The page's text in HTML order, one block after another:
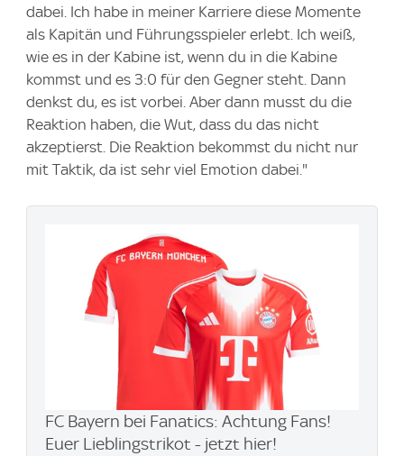
dabei. Ich habe in meiner Karriere diese Momente
als Kapitän und Führungsspieler erlebt. Ich weiß,
wie es in der Kabine ist, wenn du in die Kabine
kommst und es 3:0 für den Gegner steht. Dann
denkst du, es ist vorbei. Aber dann musst du die
Reaktion haben, die Wut, dass du das nicht
akzeptierst. Die Reaktion bekommst du nicht nur
mit Taktik, da ist sehr viel Emotion dabei."
FC Bayern bei Fanatics: Achtung Fans!
Euer Lieblingstrikot - jetzt hier!